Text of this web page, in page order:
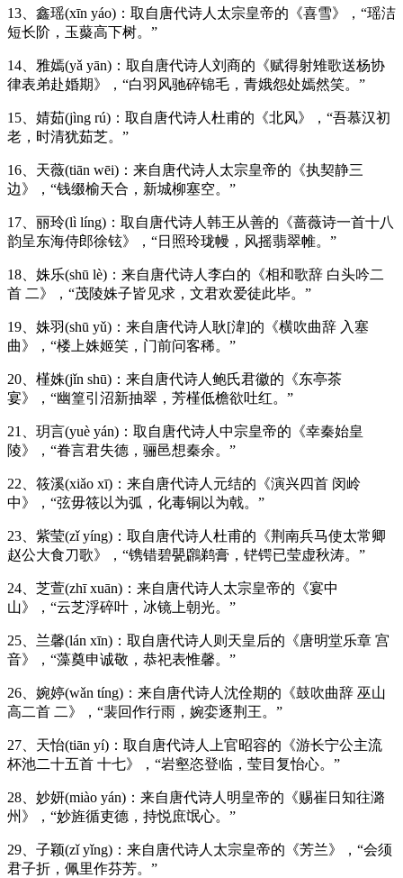
13、鑫瑶(xīn yáo)：取自唐代诗人太宗皇帝的《喜雪》，“瑶洁
短长阶，玉藂高下树。”
14、雅嫣(yǎ yān)：取自唐代诗人刘商的《赋得射雉歌送杨协
律表弟赴婚期》，“白羽风驰碎锦毛，青娥怨处嫣然笑。”
15、婧茹(jìng rú)：取自唐代诗人杜甫的《北风》，“吾慕汉初
老，时清犹茹芝。”
16、天薇(tiān wēi)：来自唐代诗人太宗皇帝的《执契静三
边》，“钱缀榆天合，新城柳塞空。”
17、丽玲(lì líng)：取自唐代诗人韩王从善的《蔷薇诗一首十八
韵呈东海侍郎徐铉》，“日照玲珑幔，风摇翡翠帷。”
18、姝乐(shū lè)：来自唐代诗人李白的《相和歌辞 白头吟二
首 二》，“茂陵姝子皆见求，文君欢爱徒此毕。”
19、姝羽(shū yǔ)：来自唐代诗人耿[湋]的《横吹曲辞 入塞
曲》，“楼上姝姬笑，门前问客稀。”
20、槿姝(jǐn shū)：来自唐代诗人鲍氏君徽的《东亭茶
宴》，“幽篁引沼新抽翠，芳槿低檐欲吐红。”
21、玥言(yuè yán)：取自唐代诗人中宗皇帝的《幸秦始皇
陵》，“眷言君失德，骊邑想秦余。”
22、筱溪(xiǎo xī)：来自唐代诗人元结的《演兴四首 闵岭
中》，“弦毋筱以为弧，化毒铜以为戟。”
23、紫莹(zǐ yíng)：取自唐代诗人杜甫的《荆南兵马使太常卿
赵公大食刀歌》，“镌错碧甖鸊鹈膏，铓锷已莹虚秋涛。”
24、芝萱(zhī xuān)：来自唐代诗人太宗皇帝的《宴中
山》，“云芝浮碎叶，冰镜上朝光。”
25、兰馨(lán xīn)：取自唐代诗人则天皇后的《唐明堂乐章 宫
音》，“藻奠申诚敬，恭祀表惟馨。”
26、婉婷(wǎn tíng)：来自唐代诗人沈佺期的《鼓吹曲辞 巫山
高二首 二》，“裴回作行雨，婉娈逐荆王。”
27、天怡(tiān yí)：取自唐代诗人上官昭容的《游长宁公主流
杯池二十五首 十七》，“岩壑恣登临，莹目复怡心。”
28、妙妍(miào yán)：来自唐代诗人明皇帝的《赐崔日知往潞
州》，“妙旌循吏德，持悦庶氓心。”
29、子颖(zǐ yǐng)：来自唐代诗人太宗皇帝的《芳兰》，“会须
君子折，佩里作芬芳。”